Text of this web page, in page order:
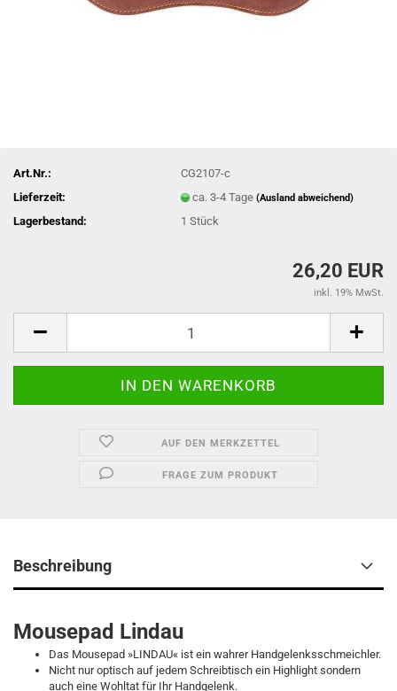
Art.Nr.:
CG2107-c
Lieferzeit:
ca. 3-4 Tage(Ausland abweichend)
Lagerbestand: 1Stück
26,20 EUR
inkl. 19% MwSt.
AUF DEN MERKZETTEL
FRAGE ZUM PRODUKT
Beschreibung
Mousepad Lindau
Das Mousepad »LINDAU« ist ein wahrer Handgelenksschmeichler.
​Nicht nur optisch auf jedem Schreibtisch ein Highlight sondern
auch eine Wohltat für Ihr Handgelenk.